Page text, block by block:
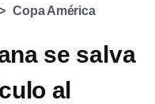
Copa América
se salva
al